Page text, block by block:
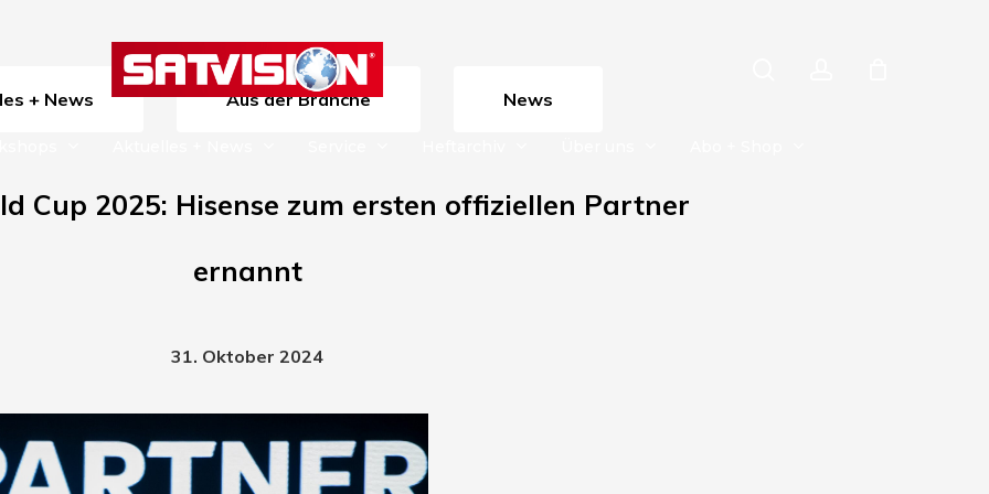
+ News Aus der Branche News
Cup 2025: Hisense zum ersten offiziellen Partner
ernannt
31. Oktober 2024